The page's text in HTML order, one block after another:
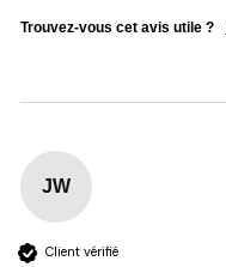
Trouvez-vous cet avis utile ?
JW
Client vérifié